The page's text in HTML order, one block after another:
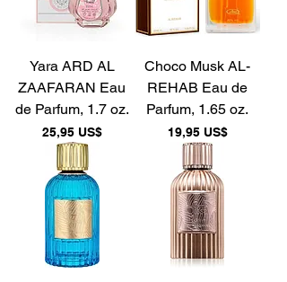
Yara ARD AL
ZAAFARAN Eau
de Parfum, 1.7 oz.
Precio
25,95 US$
Choco Musk AL-
REHAB Eau de
Parfum, 1.65 oz.
Precio
19,95 US$